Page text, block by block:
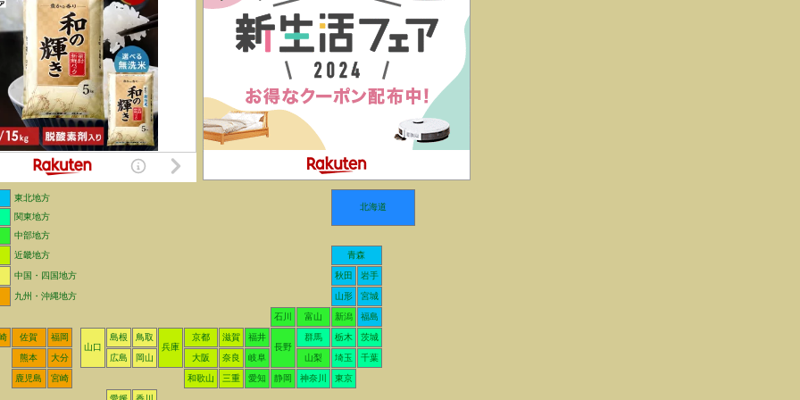
東北地方
北海道
関東地方
中部地方
近畿地方
青森
中国・四国地方 秋田 岩手
九州・沖縄地方 山形 宮城
石川 富山 新潟 福島
佐賀
福岡
山口
島根
鳥取
兵庫
京都 滋賀
福井
長野
群馬 栃木 茨城
熊本 大分 広島 岡山 大阪 奈良 岐阜 山梨 埼玉 千葉
鹿児島 宮崎 和歌山 三重 愛知 静岡 神奈川 東京